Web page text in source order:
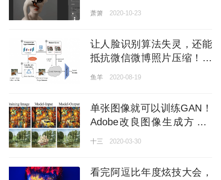
单，几个键搞定老照片修
萧箫 2020-10-23
让人脸识别算法失灵，还能
抵抗微信微博照片压缩！武
大&Adobe提出抗压缩对抗
鱼羊 2020-08-19
单张图像就可以训练GAN！
Adobe改良图像生成方法 |
已开源
十三 2020-03-30
看完阿逗比年度炫技大会，